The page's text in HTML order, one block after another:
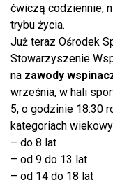
ćwiczą codziennie,
trybu życia.
Już teraz Ośrodek
Stowarzyszenie
na zawody
września, w hali
5, o godzinie 18:30
kategoriach
– do 8 lat
– od 9 do 13 lat
– od 14 do 18 lat